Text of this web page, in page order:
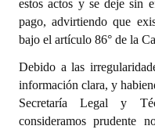
estos actos y se deje sin
pago, advirtiendo que
bajo el artículo 86° de la
Debido a las
información clara, y
Secretaría Legal y
consideramos prudente